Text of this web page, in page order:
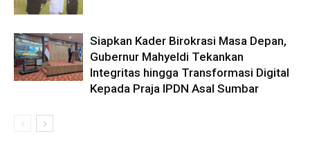
Siapkan Kader Birokrasi Masa Depan,
Gubernur Mahyeldi Tekankan
Integritas hingga Transformasi Digital
Kepada Praja IPDN Asal Sumbar